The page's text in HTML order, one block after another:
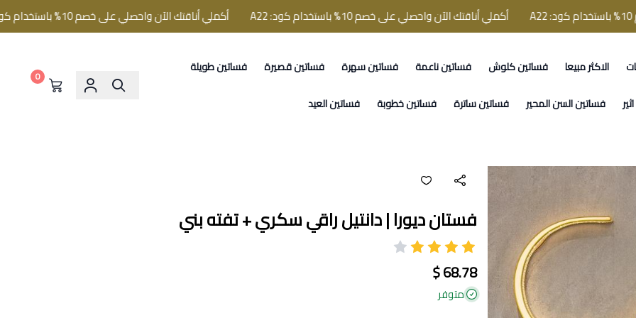
أكملي أناقتك الآن واحصلي على خصم 10% باستخدام كود: A22 أكملي أناقتك الآن واحصلي على خصم 10% باستخدام كود: A22
الاكثر مبيعا فساتين كلوش فساتين ناعمة فساتين سهرة فساتين قصيرة
فساتين طويلة
فساتين السن المحير فساتين ساترة فساتين خطوبة فساتين العيد
0
فستان ديورا | دانتيل راقي سكري + تفته بني
68.78 $
متوفر